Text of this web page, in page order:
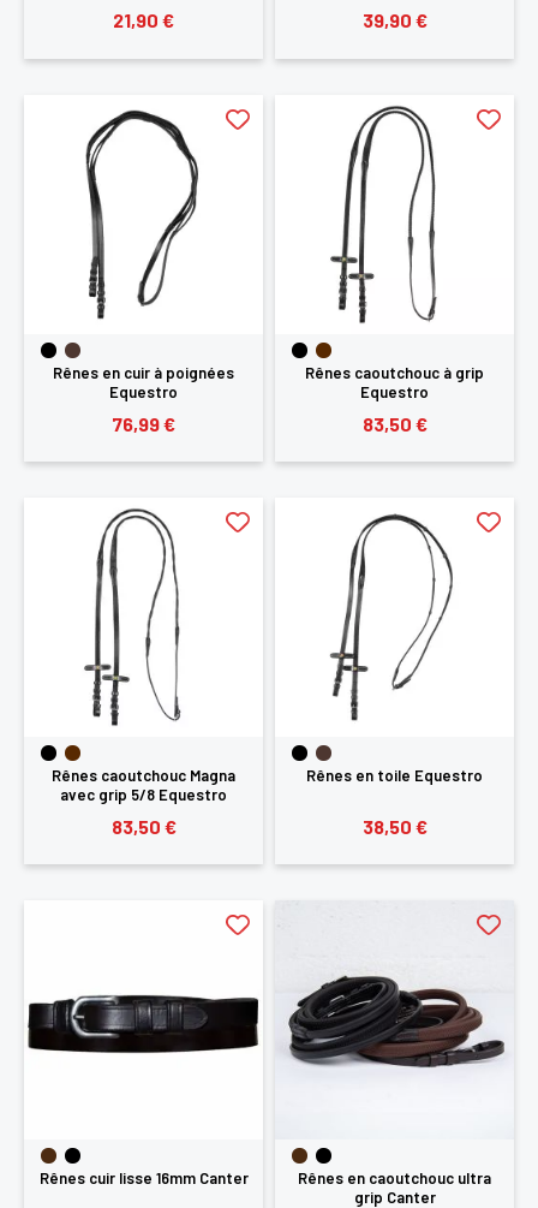
21,90 € 39,90 €
Rênes en cuir à poignées
Equestro
76,99 €
Rênes caoutchouc à grip
Equestro
83,50 €
Rênes caoutchouc Magna
avec grip 5/8 Equestro
83,50 €
Rênes en toile Equestro
38,50 €
Rênes cuir lisse 16mm Canter
Rênes en caoutchouc ultra
grip Canter